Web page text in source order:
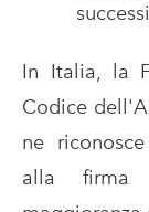
In Italia, la
Codice
ne
alla firma